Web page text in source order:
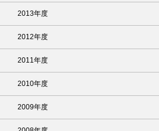
2013年度
2012年度
2011年度
2010年度
2009年度